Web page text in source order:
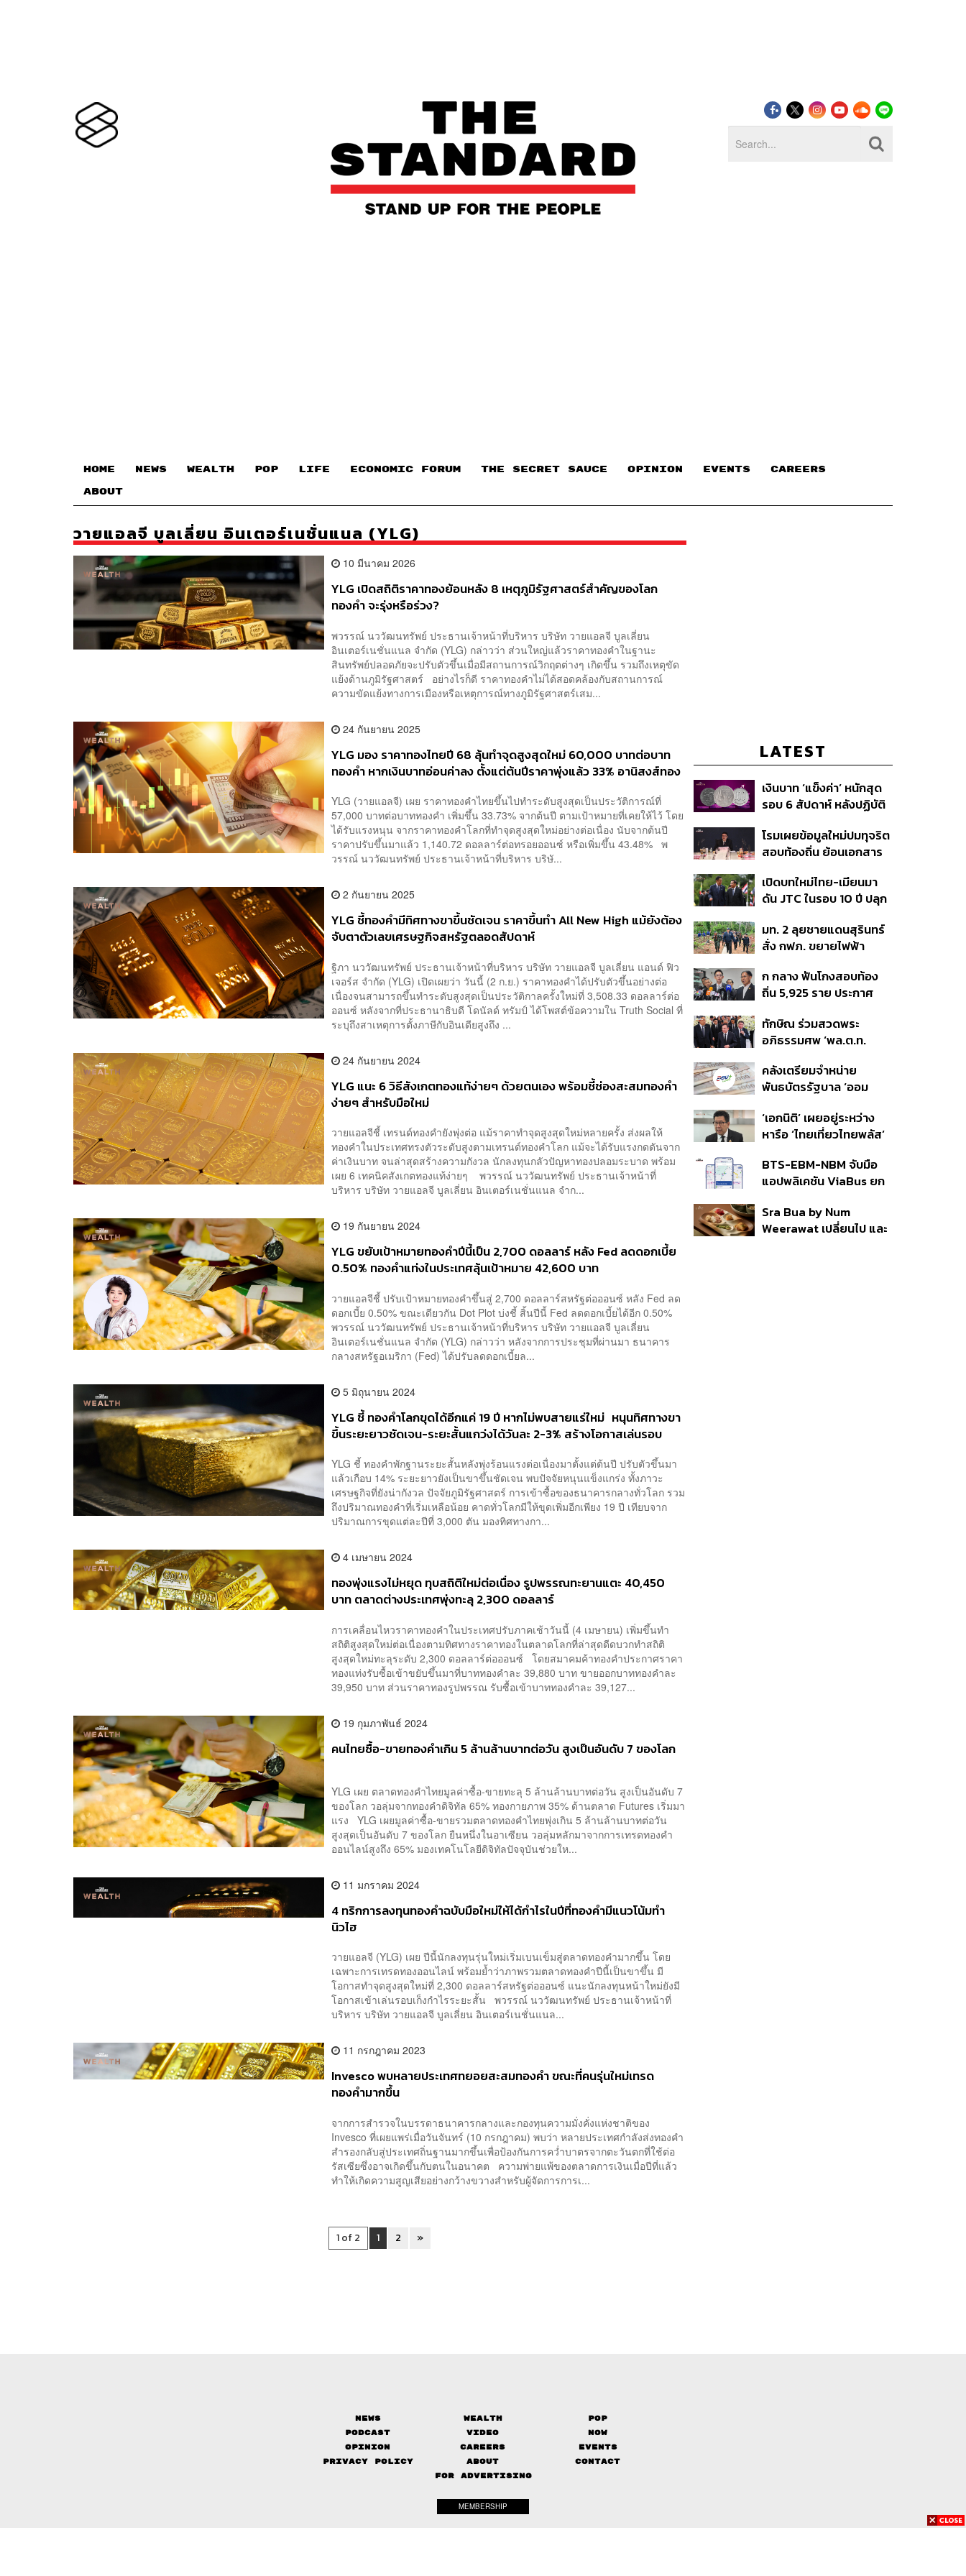
HOME NEWS WEALTH POP LIFE ECONOMIC FORUM THE SECRET SAUCE​ OPINION EVENTS CAREERS
ABOUT
วายแอลจี บูลเลี่ยน อินเตอร์เนชั่นแนล (YLG)
10 มีนาคม 2026
YLG เปิดสถิติราคาทองย้อนหลัง 8 เหตุภูมิรัฐศาสตร์สำคัญของโลก
ทองคำ จะรุ่งหรือร่วง?
พวรรณ์ นววัฒนทรัพย์ ประธานเจ้าหน้าที่บริหาร บริษัท วายแอลจี บูลเลี่ยน
อินเตอร์เนชั่นแนล จำกัด (YLG) กล่าวว่า ส่วนใหญ่แล้วราคาทองคำในฐานะ
สินทรัพย์ปลอดภัยจะปรับตัวขึ้นเมื่อมีสถานการณ์วิกฤตต่างๆ เกิดขึ้น รวมถึงเหตุขัด
แย้งด้านภูมิรัฐศาสตร์ อย่างไรก็ดี ราคาทองคำไม่ได้สอดคล้องกับสถานการณ์
ความขัดแย้งทางการเมืองหรือเหตุการณ์ทางภูมิรัฐศาสตร์เสม...
24 กันยายน 2025
YLG มอง ราคาทองไทยปี 68 ลุ้นทำจุดสูงสุดใหม่ 60,000 บาทต่อบาท
ทองคำ หากเงินบาทอ่อนค่าลง ตั้งแต่ต้นปีราคาพุ่งแล้ว 33% อานิสงส์ทอง
YLG (วายแอลจี) เผย ราคาทองคำไทยขึ้นไปทำระดับสูงสุดเป็นประวัติการณ์ที่
57,000 บาทต่อบาททองคำ เพิ่มขึ้น 33.73% จากต้นปี ตามเป้าหมายที่เคยให้ไว้ โดย
ได้รับแรงหนุน จากราคาทองคำโลกที่ทำจุดสูงสุดใหม่อย่างต่อเนื่อง นับจากต้นปี
ราคาปรับขึ้นมาแล้ว 1,140.72 ดอลลาร์ต่อทรอยออนซ์ หรือเพิ่มขึ้น 43.48% พ
วรรณ์ นววัฒนทรัพย์ ประธานเจ้าหน้าที่บริหาร บริษั...
2 กันยายน 2025
YLG ชี้ทองคำมีทิศทางขาขึ้นชัดเจน ราคาขึ้นทำ All New High แม้ยังต้อง
จับตาตัวเลขเศรษฐกิจสหรัฐตลอดสัปดาห์
ฐิภา นววัฒนทรัพย์ ประธานเจ้าหน้าที่บริหาร บริษัท วายแอลจี บูลเลี่ยน แอนด์ ฟิว
เจอร์ส จำกัด (YLG) เปิดเผยว่า วันนี้ (2 ก.ย.) ราคาทองคำได้ปรับตัวขึ้นอย่างต่อ
เนื่องจนสามารถขึ้นทำระดับสูงสุดเป็นประวัติกาลครั้งใหม่ที่ 3,508.33 ดอลลาร์ต่อ
ออนซ์ หลังจากที่ประธานาธิบดี โดนัลด์ ทรัมป์ ได้โพสต์ข้อความใน Truth Social ที่
ระบุถึงสาเหตุการตั้งภาษีกับอินเดียสูงถึง ...
24 กันยายน 2024
YLG แนะ 6 วิธีสังเกตทองแท้ง่ายๆ ด้วยตนเอง พร้อมชี้ช่องสะสมทองคำ
ง่ายๆ สำหรับมือใหม่
วายแอลจีชี้ เทรนด์ทองคำยังพุ่งต่อ แม้ราคาทำจุดสูงสุดใหม่หลายครั้ง ส่งผลให้
ทองคำในประเทศทรงตัวระดับสูงตามเทรนด์ทองคำโลก แม้จะได้รับแรงกดดันจาก
ค่าเงินบาท จนล่าสุดสร้างความกังวล นักลงทุนกลัวปัญหาทองปลอมระบาด พร้อม
เผย 6 เทคนิคสังเกตทองแท้ง่ายๆ พวรรณ์ นววัฒนทรัพย์ ประธานเจ้าหน้าที่
บริหาร บริษัท วายแอลจี บูลเลี่ยน อินเตอร์เนชั่นแนล จำก...
19 กันยายน 2024
YLG ขยับเป้าหมายทองคำปีนี้เป็น 2,700 ดอลลาร์ หลัง Fed ลดดอกเบี้ย
0.50% ทองคำแท่งในประเทศลุ้นเป้าหมาย 42,600 บาท
วายแอลจีชี้ ปรับเป้าหมายทองคำขึ้นสู่ 2,700 ดอลลาร์สหรัฐต่อออนซ์ หลัง Fed ลด
ดอกเบี้ย 0.50% ขณะเดียวกัน Dot Plot บ่งชี้ สิ้นปีนี้ Fed ลดดอกเบี้ยได้อีก 0.50%
พวรรณ์ นววัฒนทรัพย์ ประธานเจ้าหน้าที่บริหาร บริษัท วายแอลจี บูลเลี่ยน
อินเตอร์เนชั่นแนล จำกัด (YLG) กล่าวว่า หลังจากการประชุมที่ผ่านมา ธนาคาร
กลางสหรัฐอเมริกา (Fed) ได้ปรับลดดอกเบี้ยล...
5 มิถุนายน 2024
YLG ชี้ ทองคำโลกขุดได้อีกแค่ 19 ปี หากไม่พบสายแร่ใหม่ หนุนทิศทางขา
ขึ้นระยะยาวชัดเจน-ระยะสั้นแกว่งได้วันละ 2-3% สร้างโอกาสเล่นรอบ
YLG ชี้ ทองคำพักฐานระยะสั้นหลังพุ่งร้อนแรงต่อเนื่องมาตั้งแต่ต้นปี ปรับตัวขึ้นมา
แล้วเกือบ 14% ระยะยาวยังเป็นขาขึ้นชัดเจน พบปัจจัยหนุนแข็งแกร่ง ทั้งภาวะ
เศรษฐกิจที่ยังน่ากังวล ปัจจัยภูมิรัฐศาสตร์ การเข้าซื้อของธนาคารกลางทั่วโลก รวม
ถึงปริมาณทองคำที่เริ่มเหลือน้อย คาดทั่วโลกมีให้ขุดเพิ่มอีกเพียง 19 ปี เทียบจาก
ปริมาณการขุดแต่ละปีที่ 3,000 ตัน มองทิศทางกา...
4 เมษายน 2024
ทองพุ่งแรงไม่หยุด ทุบสถิติใหม่ต่อเนื่อง รูปพรรณทะยานแตะ 40,450
บาท ตลาดต่างประเทศพุ่งทะลุ 2,300 ดอลลาร์
การเคลื่อนไหวราคาทองคำในประเทศปรับภาคเช้าวันนี้ (4 เมษายน) เพิ่มขึ้นทำ
สถิติสูงสุดใหม่ต่อเนื่องตามทิศทางราคาทองในตลาดโลกที่ล่าสุดดีดบวกทำสถิติ
สูงสุดใหม่ทะลุระดับ 2,300 ดอลลาร์ต่อออนซ์ โดยสมาคมค้าทองคำประกาศราคา
ทองแท่งรับซื้อเข้าขยับขึ้นมาที่บาททองคำละ 39,880 บาท ขายออกบาททองคำละ
39,950 บาท ส่วนราคาทองรูปพรรณ รับซื้อเข้าบาททองคำละ 39,127...
19 กุมภาพันธ์ 2024
คนไทยซื้อ-ขายทองคำเกิน 5 ล้านล้านบาทต่อวัน สูงเป็นอันดับ 7 ของโลก
YLG เผย ตลาดทองคำไทยมูลค่าซื้อ-ขายทะลุ 5 ล้านล้านบาทต่อวัน สูงเป็นอันดับ 7
ของโลก วอลุ่มจากทองคำดิจิทัล 65% ทองกายภาพ 35% ด้านตลาด Futures เริ่มมา
แรง YLG เผยมูลค่าซื้อ-ขายรวมตลาดทองคำไทยพุ่งเกิน 5 ล้านล้านบาทต่อวัน
สูงสุดเป็นอันดับ 7 ของโลก ยืนหนึ่งในอาเซียน วอลุ่มหลักมาจากการเทรดทองคำ
ออนไลน์สูงถึง 65% มองเทคโนโลยีดิจิทัลปัจจุบันช่วยให...
11 มกราคม 2024
4 ทริกการลงทุนทองคำฉบับมือใหม่ให้ได้กำไรในปีที่ทองคำมีแนวโน้มทำ
นิวไฮ
วายแอลจี (YLG) เผย ปีนี้นักลงทุนรุ่นใหม่เริ่มเบนเข็มสู่ตลาดทองคำมากขึ้น โดย
เฉพาะการเทรดทองออนไลน์ พร้อมย้ำว่าภาพรวมตลาดทองคำปีนี้เป็นขาขึ้น มี
โอกาสทำจุดสูงสุดใหม่ที่ 2,300 ดอลลาร์สหรัฐต่อออนซ์ แนะนักลงทุนหน้าใหม่ยังมี
โอกาสเข้าเล่นรอบเก็งกำไรระยะสั้น พวรรณ์ นววัฒนทรัพย์ ประธานเจ้าหน้าที่
บริหาร บริษัท วายแอลจี บูลเลี่ยน อินเตอร์เนชั่นแนล...
11 กรกฎาคม 2023
Invesco พบหลายประเทศทยอยสะสมทองคำ ขณะที่คนรุ่นใหม่เทรด
ทองคำมากขึ้น
จากการสำรวจในบรรดาธนาคารกลางและกองทุนความมั่งคั่งแห่งชาติของ
Invesco ที่เผยแพร่เมื่อวันจันทร์ (10 กรกฎาคม) พบว่า หลายประเทศกำลังส่งทองคำ
สำรองกลับสู่ประเทศถิ่นฐานมากขึ้นเพื่อป้องกันการคว่ำบาตรจากตะวันตกที่ใช้ต่อ
รัสเซียซึ่งอาจเกิดขึ้นกับตนในอนาคต ความพ่ายแพ้ของตลาดการเงินเมื่อปีที่แล้ว
ทำให้เกิดความสูญเสียอย่างกว้างขวางสำหรับผู้จัดการการเ...
1 of 2 1 2 »
LATEST
เงินบาท ‘แข็งค่า’ หนักสุด
รอบ 6 สัปดาห์ หลังปฏิบัติ
สหรัฐฯ-ญี่ปุ่น Standard
Chartered เปิดเป้าสิ้นปีนี้
ต่อดอลลาร์
โรมเผยข้อมูลใหม่ปมทุจริต
สอบท้องถิ่น ย้อนเอกสาร
อนุทิน จ่อสอบต่อเอี่ยว
ตัดตอน ม.บูรพา หรือไม่
เปิดบทใหม่ไทย-เมียนมา
ดัน JTC ในรอบ 10 ปี ปลุก
ชายแดน ท่าเรือน้ำลึก
ทวาย
มท. 2 ลุยชายแดนสุรินทร์
สั่ง กฟภ. ขยายไฟฟ้า
350’ เสริมความมั่นคง
ชายแดน
ก กลาง ฟันโกงสอบท้อง
ถิ่น 5,925 ราย ประกาศ
ราย รอ ป.ป.ช. ขีดเส้นแล้ว
เสร็จ 31 ส.ค.
ทักษิณ ร่วมสวดพระ
อภิธรรมศพ ‘พล.ต.ท.
สิน’ สิริอายุ 103 ปี แกนนำ
เพื่อไทย-บุคคลหลาก
คลังเตรียมจำหน่าย
พันธบัตรรัฐบาล ‘ออม
ก.ย.นี้ อาจเพิ่มสัดส่วนการ
ขายแบบ Small Lot First
‘เอกนิติ’ เผยอยู่ระหว่าง
หารือ ‘ไทยเที่ยวไทยพลัส’
แสนล้าน มั่นใจงบต่อ ‘ไทย
ช่วยไทย พลัส’ เฟส 2 มี
BTS-EBM-NBM จับมือ
แอปพลิเคชัน ViaBus ยก
รถไฟฟ้า 3 สายแบบเรียล
ไทม์
Sra Bua by Num
Weerawat เปลี่ยนไป และ
News Wealth
Pop
Podcast
Video
Now
Opinion
Careers
Events
Privacy Policy
About
Contact
FOR ADVERTISING
MEMBERSHIP